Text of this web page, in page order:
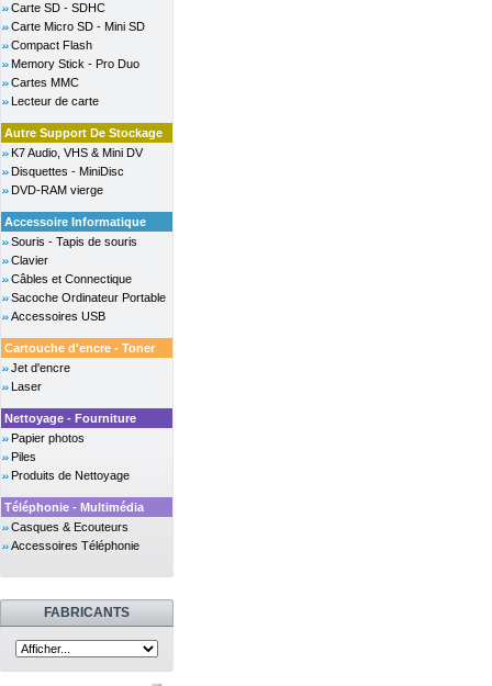
Carte SD - SDHC
Carte Micro SD - Mini SD
Compact Flash
Memory Stick - Pro Duo
Cartes MMC
Lecteur de carte
Autre Support De Stockage
K7 Audio, VHS & Mini DV
Disquettes - MiniDisc
DVD-RAM vierge
Accessoire Informatique
Souris - Tapis de souris
Clavier
Câbles et Connectique
Sacoche Ordinateur Portable
Accessoires USB
Cartouche d'encre - Toner
Jet d'encre
Laser
Nettoyage - Fourniture
Papier photos
Piles
Produits de Nettoyage
Téléphonie - Multimédia
Casques & Ecouteurs
Accessoires Téléphonie
FABRICANTS